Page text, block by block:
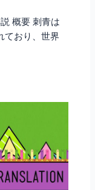
概要 刺青は
ており、世界